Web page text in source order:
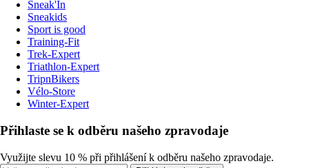
Sneak'In
Sneakids
Sport is good
Training-Fit
Trek-Expert
Triathlon-Expert
TripnBikers
Vélo-Store
Winter-Expert
Přihlaste se k odběru našeho zpravodaje
Využijte slevu 10 % při přihlášení k odběru našeho zpravodaje.